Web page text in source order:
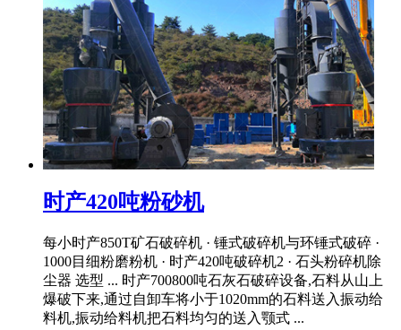
时产420吨粉砂机
每小时产850T矿石破碎机 · 锤式破碎机与环锤式破碎 ·
1000目细粉磨粉机 · 时产420吨破碎机2 · 石头粉碎机除
尘器 选型 ... 时产700800吨石灰石破碎设备,石料从山上
爆破下来,通过自卸车将小于1020mm的石料送入振动给
料机,振动给料机把石料均匀的送入颚式 ...